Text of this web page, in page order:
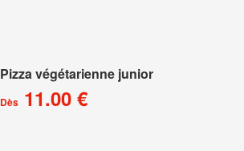
Pizza végétarienne junior
Dès11.00 €